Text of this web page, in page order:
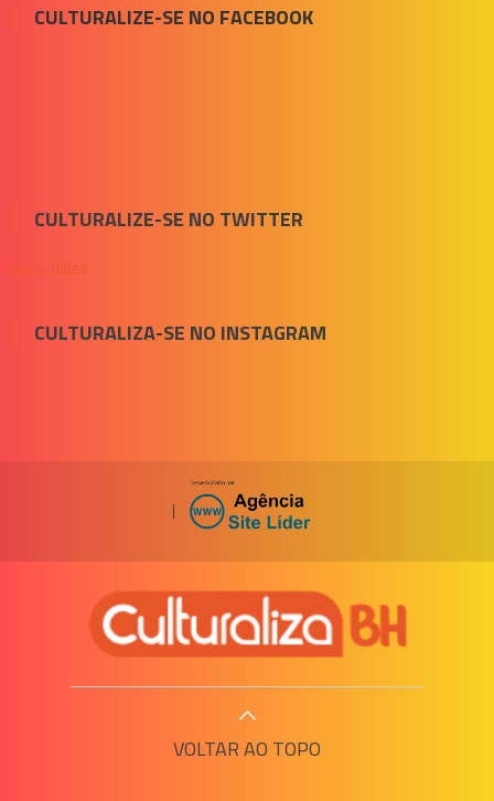
CULTURALIZE-SE NO FACEBOOK
CULTURALIZE-SE NO TWITTER
Meus Tuítes
CULTURALIZA-SE NO INSTAGRAM
|
VOLTAR AO TOPO